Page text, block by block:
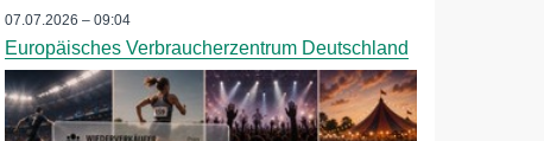
07.07.2026 – 09:04
Europäisches Verbraucherzentrum Deutschland